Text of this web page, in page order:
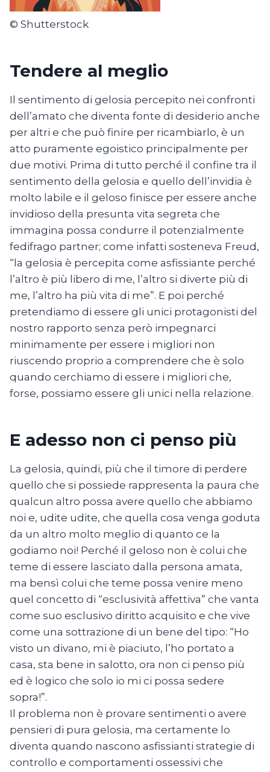
© Shutterstock
Tendere al meglio
Il sentimento di gelosia percepito nei confronti
dell’amato che diventa fonte di desiderio anche
per altri e che può finire per ricambiarlo, è un
atto puramente egoistico principalmente per
due motivi. Prima di tutto perché il confine tra il
sentimento della gelosia e quello dell’invidia è
molto labile e il geloso finisce per essere anche
invidioso della presunta vita segreta che
immagina possa condurre il potenzialmente
fedifrago partner; come infatti sosteneva Freud,
“la gelosia è percepita come asfissiante perché
l’altro è più libero di me, l’altro si diverte più di
me, l’altro ha più vita di me”. E poi perché
pretendiamo di essere gli unici protagonisti del
nostro rapporto senza però impegnarci
minimamente per essere i migliori non
riuscendo proprio a comprendere che è solo
quando cerchiamo di essere i migliori che,
forse, possiamo essere gli unici nella relazione.
E adesso non ci penso più
La gelosia, quindi, più che il timore di perdere
quello che si possiede rappresenta la paura che
qualcun altro possa avere quello che abbiamo
noi e, udite udite, che quella cosa venga goduta
da un altro molto meglio di quanto ce la
godiamo noi! Perché il geloso non è colui che
teme di essere lasciato dalla persona amata,
ma bensì colui che teme possa venire meno
quel concetto di “esclusività affettiva” che vanta
come suo esclusivo diritto acquisito e che vive
come una sottrazione di un bene del tipo: “Ho
visto un divano, mi è piaciuto, l’ho portato a
casa, sta bene in salotto, ora non ci penso più
ed è logico che solo io mi ci possa sedere
sopra!”.
Il problema non è provare sentimenti o avere
pensieri di pura gelosia, ma certamente lo
diventa quando nascono asfissianti strategie di
controllo e comportamenti ossessivi che